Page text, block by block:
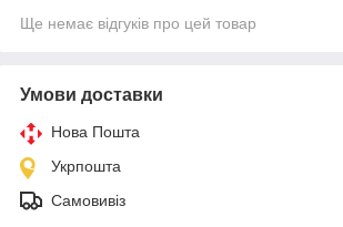
Ще немає відгуків про цей товар
Умови доставки
Нова Пошта
Укрпошта
Самовивіз